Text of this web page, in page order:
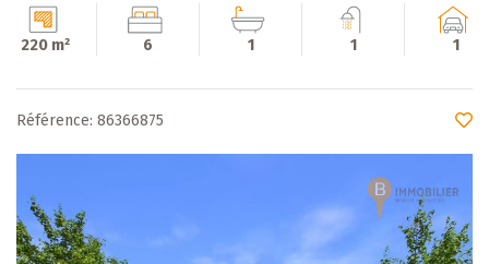
220 m² 6 1 1 1
Référence: 86366875